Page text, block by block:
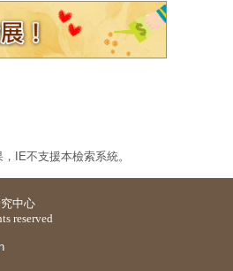
IE不支援本檢索系統。
中心
reserved